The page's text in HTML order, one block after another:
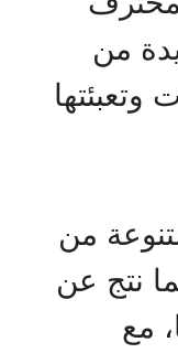
من
من
نتج عن
مع